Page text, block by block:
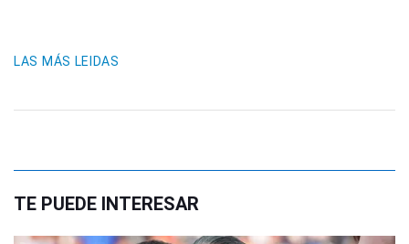
LAS MÁS LEIDAS
TE PUEDE INTERESAR